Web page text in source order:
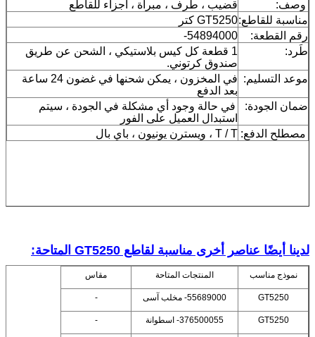
وصف:
قضيب ، طرف ، مبراة ، أجزاء للقاطع
مناسبة للقاطع:GT5250 كتر
رقم القطعة:
54894000-
طَرد:
1 قطعة كل كيس بلاستيكي ، الشحن عن طريق
صندوق كرتوني.
موعد التسليم:
في المخزون ، يمكن شحنها في غضون 24 ساعة
بعد الدفع
ضمان الجودة:
في حالة وجود أي مشكلة في الجودة ، سيتم
استبدال العميل على الفور
مصطلح الدفع: T / T ، ويسترن يونيون ، باي بال
لدينا أيضًا عناصر أخرى مناسبة لقاطع GT5250 المتاحة:
نموذج مناسب المنتجات المتاحة مقاس
GT5250 55689000- مخلب آسى -
GT5250 376500055- اسطوانة -